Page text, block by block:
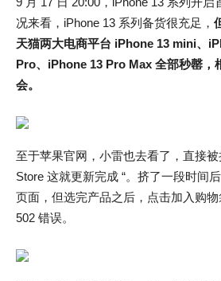
况来看，iPhone 13 系列备货很充足，
天猫两大电商平台 iPhone 13 mini、
Pro、iPhone 13 Pro Max 全部秒罄，
会。
至于苹果官网，小雷也去看了，直接被
Store 这就更新完成 “。挤了一段时间
页面，但选完产品之后，点击加入购
502 错误。